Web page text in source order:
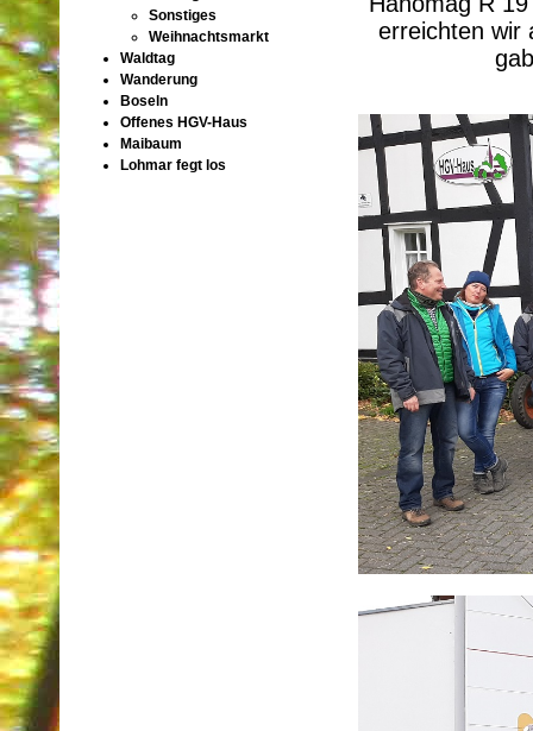
Sonstiges
Weihnachtsmarkt
Waldtag
Wanderung
Boseln
Offenes HGV-Haus
Maibaum
Lohmar fegt los
erreichten wir